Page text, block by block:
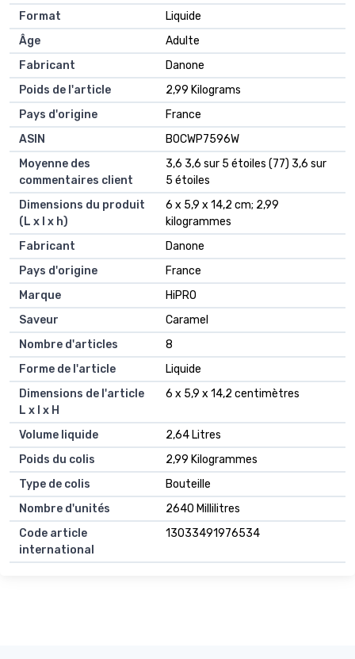
Format
‎Liquide
Âge
‎Adulte
Fabricant
‎Danone
Poids de l'article
‎2,99 Kilograms
Pays d'origine
‎France
ASIN
B0CWP7596W
Moyenne des
commentaires client
3,6 3,6 sur 5 étoiles (77) 3,6 sur
5 étoiles
Dimensions du produit
(L x l x h)
6 x 5,9 x 14,2 cm; 2,99
kilogrammes
Fabricant
Danone
Pays d'origine
France
Marque
HiPRO
Saveur
Caramel
Nombre d'articles
8
Forme de l'article
Liquide
Dimensions de l'article
L x l x H
6 x 5,9 x 14,2 centimètres
Volume liquide
2,64 Litres
Poids du colis
2,99 Kilogrammes
Type de colis
Bouteille
Nombre d'unités
2640 Millilitres
Code article
international
13033491976534